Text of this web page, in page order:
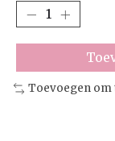
Toevoegen